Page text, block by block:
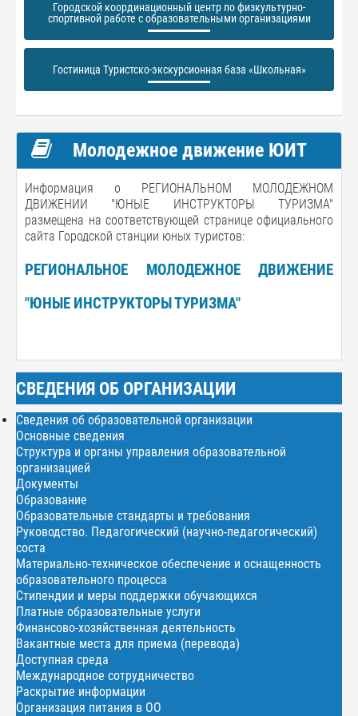
Городской координационный центр по физкультурно-
спортивной работе с образовательными организациями
Гостиница Туристско-экскурсионная база «Школьная»
Молодежное движение ЮИТ
Информация о РЕГИОНАЛЬНОМ МОЛОДЕЖНОМ
ДВИЖЕНИИ "ЮНЫЕ ИНСТРУКТОРЫ ТУРИЗМА"
размещена на соответствующей странице официального
сайта Городской станции юных туристов:
РЕГИОНАЛЬНОЕ МОЛОДЕЖНОЕ ДВИЖЕНИЕ
"ЮНЫЕ ИНСТРУКТОРЫ ТУРИЗМА"
СВЕДЕНИЯ ОБ ОРГАНИЗАЦИИ
Сведения об образовательной организации
Основные сведения
Структура и органы управления образовательной
организацией
Документы
Образование
Образовательные стандарты и требования
Руководство. Педагогический (научно-педагогический)
соста
Материально-техническое обеспечение и оснащенность
образовательного процесса
Стипендии и меры поддержки обучающихся
Платные образовательные услуги
Финансово-хозяйственная деятельность
Вакантные места для приема (перевода)
Доступная среда
Международное сотрудничество
Раскрытие информации
Организация питания в ОО